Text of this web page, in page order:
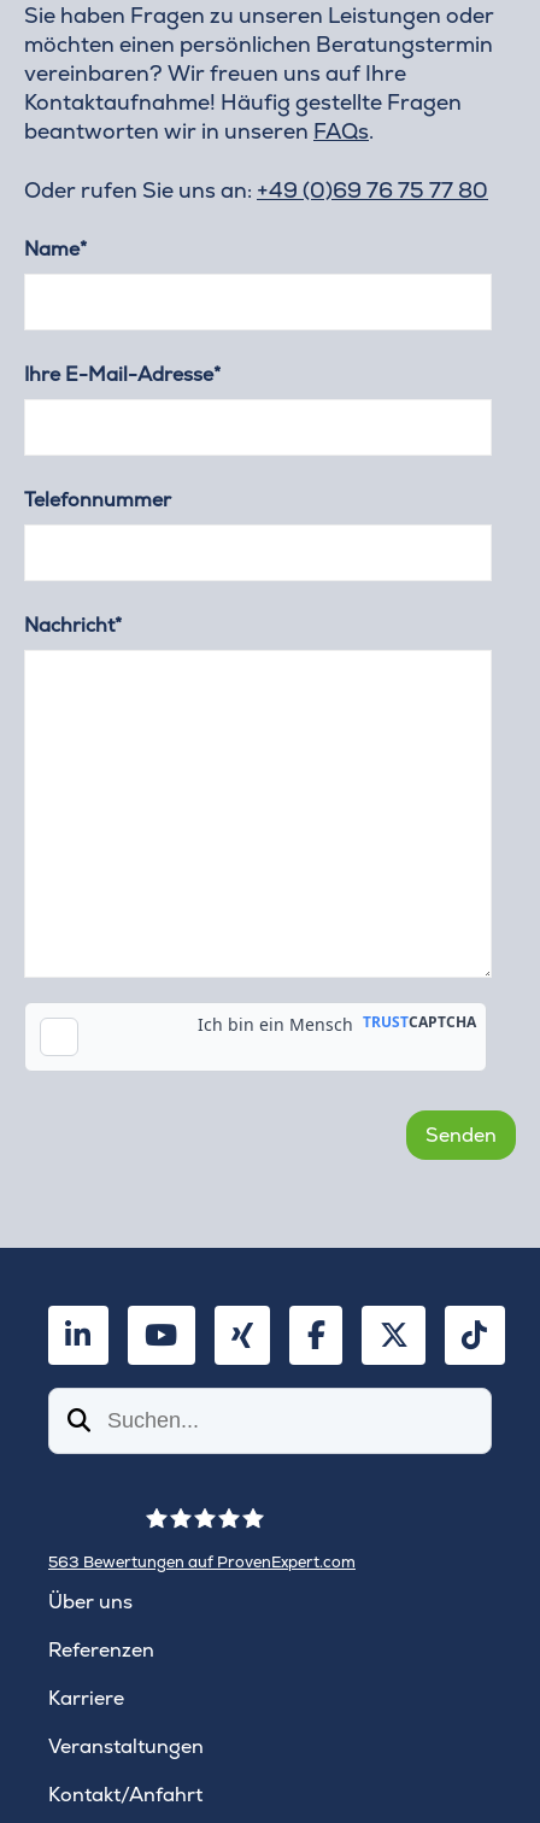
Sie haben Fragen zu unseren Leistungen oder
möchten einen persönlichen Beratungstermin
vereinbaren? Wir freuen uns auf Ihre
Kontaktaufnahme! Häufig gestellte Fragen
beantworten wir in unseren FAQs.
Oder rufen Sie uns an: +49 (0)69 76 75 77 80
Name*
Ihre E-Mail-Adresse*
Telefonnummer
Nachricht*
Kopie an meine E-Mail-Adresse senden
LinkedInYouTubeXing FacebookTwitter
Suchen
563 Bewertungen auf ProvenExpert.com
Über uns
Referenzen
Karriere
Veranstaltungen
Kontakt/Anfahrt